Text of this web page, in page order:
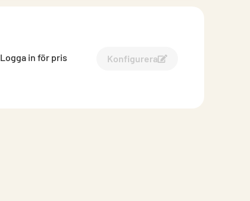
Logga in för pris Konfigurera
Konfigurera